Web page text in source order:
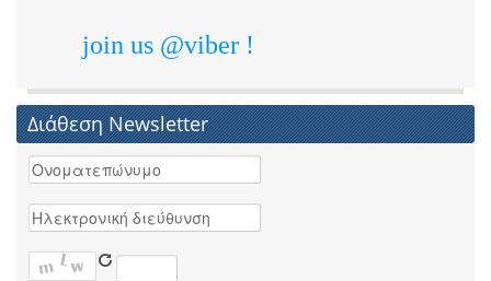
join us @viber !
Διάθεση Newsletter